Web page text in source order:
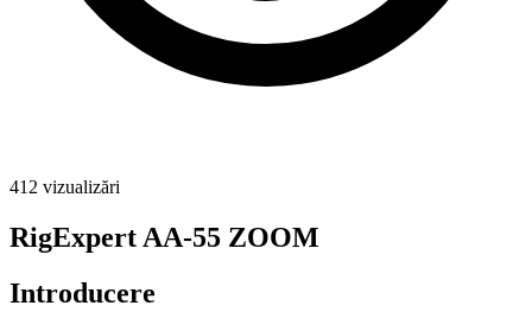
412 vizualizări
RigExpert AA-55 ZOOM
Introducere